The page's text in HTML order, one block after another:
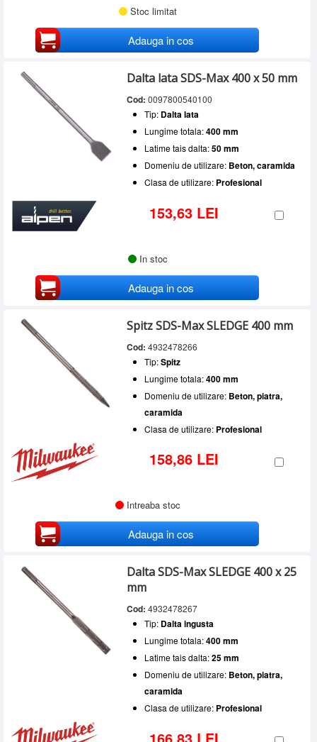
Stoc limitat
Adauga in cos
Dalta lata SDS-Max 400 x 50 mm
Cod: 0097800540100
Tip: Dalta lata
Lungime totala:400 mm
Latime tais dalta:50 mm
Domeniu de utilizare: Beton, caramida
Clasa de utilizare: Profesional
153,63 LEI
In stoc
Adauga in cos
Spitz SDS-Max SLEDGE 400 mm
Cod: 4932478266
Tip:Spitz
Lungime totala:400 mm
Domeniu de utilizare: Beton, piatra,
caramida
Clasa de utilizare: Profesional
158,86 LEI
Intreaba stoc
Adauga in cos
Dalta SDS-Max SLEDGE 400 x 25
mm
Cod: 4932478267
Tip: Dalta ingusta
Lungime totala:400 mm
Latime tais dalta:25 mm
Domeniu de utilizare: Beton, piatra,
caramida
Clasa de utilizare: Profesional